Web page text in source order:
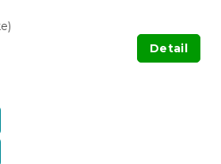
Detail